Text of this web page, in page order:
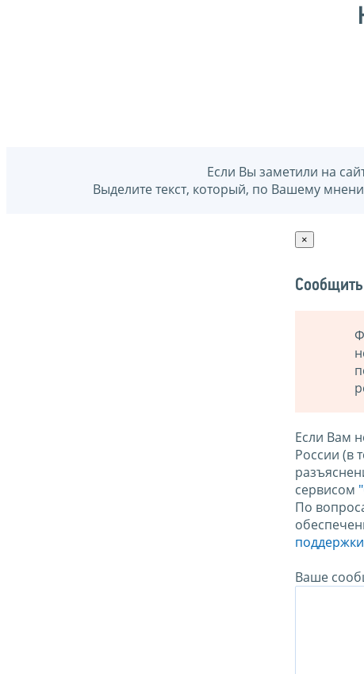
Если Вы заметили на
Выделите текст, который, по Вашему
×
Если Вам
России (в
сервисом
По
Ваше